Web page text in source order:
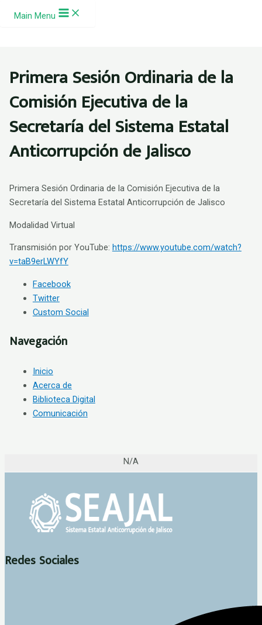
Ir al contenido
Main Menu
Primera Sesión Ordinaria de la
Comisión Ejecutiva de la
Secretaría del Sistema Estatal
Anticorrupción de Jalisco
Primera Sesión Ordinaria de la Comisión Ejecutiva de la
Secretaría del Sistema Estatal Anticorrupción de Jalisco
Modalidad Virtual
Transmisión por YouTube: https://www.youtube.com/watch?
v=taB9erLWYfY
Facebook
Twitter
Custom Social
Navegación
Inicio
Acerca de
Biblioteca Digital
Comunicación
N/A
Redes Sociales